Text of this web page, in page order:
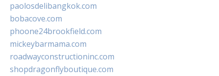
paolosdelibangkok.com
bobacove.com
phoone24brookfield.com
mickeybarmama.com
roadwayconstructioninc.com
shopdragonflyboutique.com